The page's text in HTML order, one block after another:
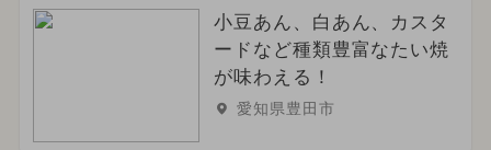
小豆あん、白あん、カスタ
ードなど種類豊富なたい焼
が味わえる！
愛知県豊田市